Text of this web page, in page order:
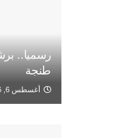
رسميا..
طنجة
أغسطس 6, 2026